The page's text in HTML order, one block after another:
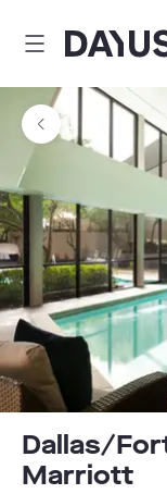
Dayuse
Dallas/
Marriott